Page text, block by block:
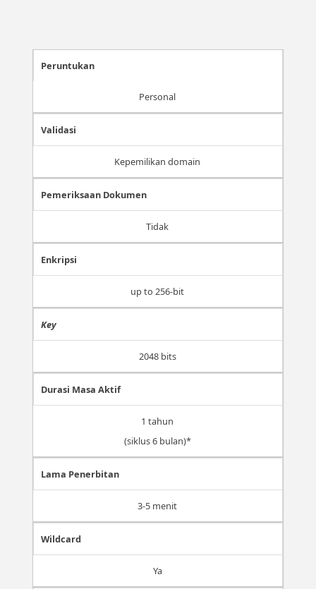
Peruntukan
Personal
Validasi
Kepemilikan domain
Pemeriksaan Dokumen
Tidak
Enkripsi
up to 256-bit
Key
2048 bits
Durasi Masa Aktif
1 tahun
(siklus 6 bulan)*
Lama Penerbitan
3-5 menit
Wildcard
Ya